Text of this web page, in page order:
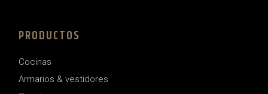
PRODUCTOS
Cocinas
Armarios & vestidores